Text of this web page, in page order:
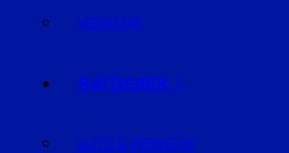
VERKEHR
RATGEBER
AUTO & VERKEHR